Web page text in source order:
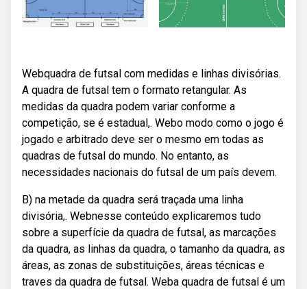
Webquadra de futsal com medidas e linhas divisórias.
A quadra de futsal tem o formato retangular. As
medidas da quadra podem variar conforme a
competição, se é estadual,. Webo modo como o jogo é
jogado e arbitrado deve ser o mesmo em todas as
quadras de futsal do mundo. No entanto, as
necessidades nacionais do futsal de um país devem.
B) na metade da quadra será traçada uma linha
divisória,. Webnesse conteúdo explicaremos tudo
sobre a superfície da quadra de futsal, as marcações
da quadra, as linhas da quadra, o tamanho da quadra, as
áreas, as zonas de substituições, áreas técnicas e
traves da quadra de futsal. Weba quadra de futsal é um